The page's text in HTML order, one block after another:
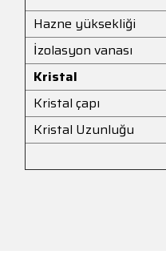
Hazne yüksekliği
İzolasyon vanası
Kristal
Kristal çapı
Kristal Uzunluğu